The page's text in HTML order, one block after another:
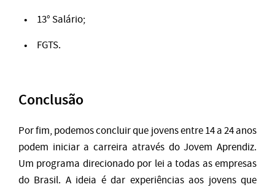
13° Salário;
FGTS.
Conclusão
Por fim, podemos concluir que jovens entre 14 a 24 anos
podem iniciar a carreira através do Jovem Aprendiz.
Um programa direcionado por lei a todas as empresas
do Brasil. A ideia é dar experiências aos jovens que